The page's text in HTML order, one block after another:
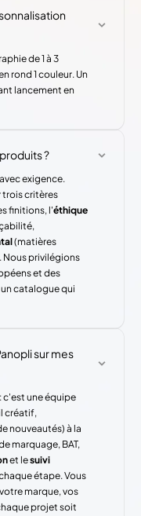
de 1 à 3
rond 1 couleur. Un
lancement en
?
exigence.
trois critères
finitions, l'éthique
(matières
privilégions
et des
catalogue qui
sur mes
c'est une équipe
créatif,
nouveautés) à la
marquage, BAT,
et lesuivi
étape. Vous
marque, vos
projet soit